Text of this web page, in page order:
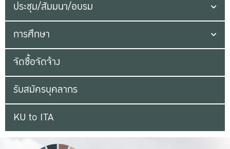
ประชุม/สัมมนา/อบรม
การศึกษา
จัดซื้อจัดจ้าง
รับสมัครบุคลากร
KU to ITA